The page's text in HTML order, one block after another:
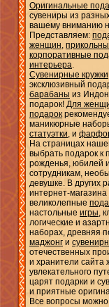
Оригинальные
сувениры из
вашему вниманию
Представляем:
женщин,
корпоративные
интерьера.
Сувенирные кружки
эксклюзивный
барабаны из
подарок! Для
подарок
маникюрные
статуэтки, и
На страницах
выбрать подарок к
рожденья, юбилей
сотрудникам,
девушке. В других
интернет-
великолепные
настольные игры,
логические и
наборах, древняя
маджонг и
отечественных
и хранители сайта
увлекательного
царят подарки и
и приятные
Все вопросы можно